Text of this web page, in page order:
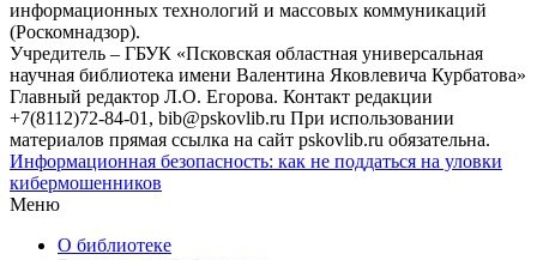
информационных технологий и массовых коммуникаций
(Роскомнадзор).
Учредитель – ГБУК «Псковская областная универсальная
научная библиотека имени Валентина Яковлевича Курбатова»
Главный редактор Л.О. Егорова. Контакт редакции
+7(8112)72-84-01, bib@pskovlib.ru При использовании
материалов прямая ссылка на сайт pskovlib.ru обязательна.
Информационная безопасность: как не поддаться на уловки
кибермошенников
Меню
О библиотеке